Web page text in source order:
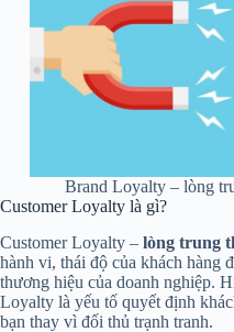
Brand Loyalty – lòng
Customer Loyalty là gì?
Customer Loyalty – lòng trung
hành vi, thái độ của khách hàng
thương hiệu của doanh nghiệp.
Loyalty là yếu tố quyết định
bạn thay vì đối thủ trạnh tranh.